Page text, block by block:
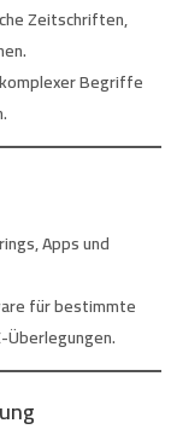
Zeitschriften,
Begriffe
Apps und
für bestimmte
Überlegungen.